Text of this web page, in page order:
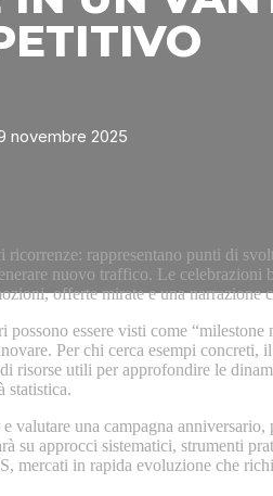
novembre 2025
rappresentano punti di
nuovo traffico. Le celebrazioni
offerte mirate e una narrazione
essere visti come
Per chi cerca esempi concreti,
risorse utili per approfondire le
statistica.
valutare una campagna
su approcci sistematici, strumenti
in rapida evoluzione che